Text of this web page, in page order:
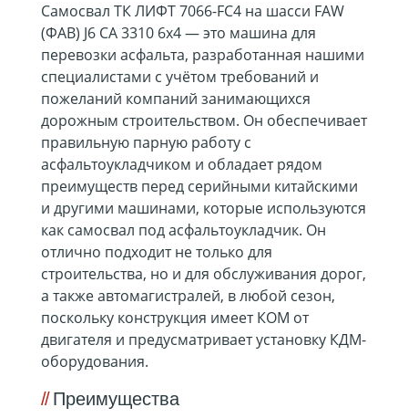
Самосвал ТК ЛИФТ 7066-FC4 на шасси FAW
(ФАВ) J6 CA 3310 6х4 — это машина для
перевозки асфальта, разработанная нашими
специалистами с учётом требований и
пожеланий компаний занимающихся
дорожным строительством. Он обеспечивает
правильную парную работу с
асфальтоукладчиком и обладает рядом
преимуществ перед серийными китайскими
и другими машинами, которые используются
как самосвал под асфальтоукладчик. Он
отлично подходит не только для
строительства, но и для обслуживания дорог,
а также автомагистралей, в любой сезон,
поскольку конструкция имеет КОМ от
двигателя и предусматривает установку КДМ-
оборудования.
Преимущества